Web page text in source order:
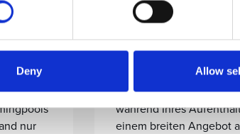
Deny Allow
nur
Sportzentrum
Fordern Sie sich heraus
während Ihres
einem breiten Angebot